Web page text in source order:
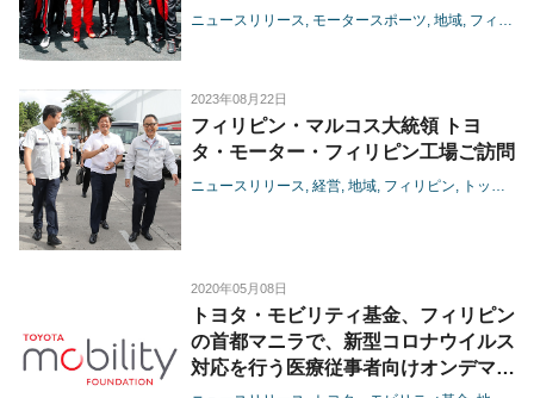
ン、モリゾウのかけ声で“I love
ニュースリリース モータースポーツ 地域 フィリピン
2023年08月22日
フィリピン・マルコス大統領 トヨ
タ・モーター・フィリピン工場ご訪問
ニュースリリース 経営 地域 フィリピン トップメッセージ
2020年05月08日
トヨタ・モビリティ基金、フィリピン
の首都マニラで、新型コロナウイルス
対応を行う医療従事者向けオンデマン